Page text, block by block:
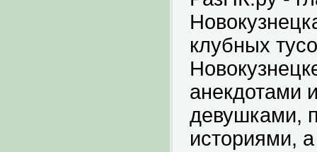
клубных
анекдотами
девушками,
историями,